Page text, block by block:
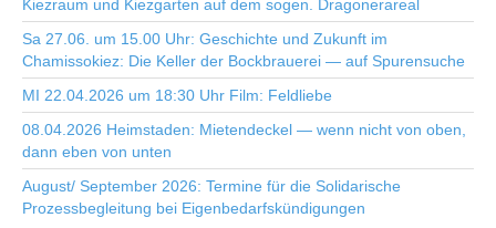
Kiezraum und Kiezgarten auf dem sogen. Dragonerareal
Sa 27.06. um 15.00 Uhr: Geschichte und Zukunft im
Chamissokiez: Die Keller der Bockbrauerei — auf Spurensuche
MI 22.04.2026 um 18:30 Uhr Film: Feldliebe
08.04.2026 Heimstaden: Mietendeckel — wenn nicht von oben,
dann eben von unten
August/ September 2026: Termine für die Solidarische
Prozessbegleitung bei Eigenbedarfskündigungen